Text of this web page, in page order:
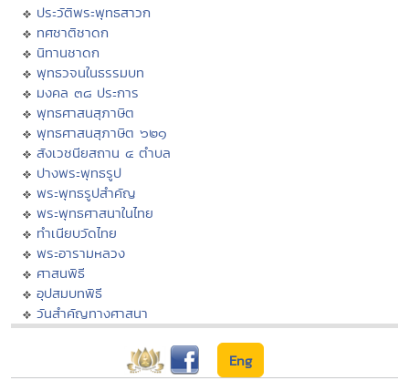
ประวัติพระพุทธสาวก
ทศชาติชาดก
นิทานชาดก
พุทธวจนในธรรมบท
มงคล ๓๘ ประการ
พุทธศาสนสุภาษิต
พุทธศาสนสุภาษิต ๖๒๑
สังเวชนียสถาน ๔ ตำบล
ปางพระพุทธรูป
พระพุทธรูปสำคัญ
พระพุทธศาสนาในไทย
ทำเนียบวัดไทย
พระอารามหลวง
ศาสนพิธี
อุปสมบทพิธี
วันสำคัญทางศาสนา
Eng